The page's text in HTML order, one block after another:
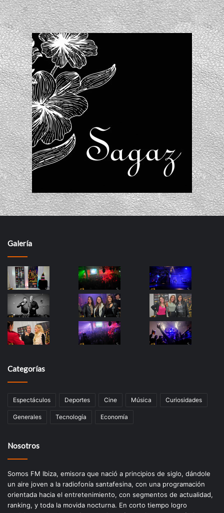
Galería
Categorías
Espectáculos Deportes Cine Música Curiosidades
Generales Tecnología Economía
Nosotros
Somos FM Ibiza, emisora que nació a principios de siglo, dándole
un aire joven a la radiofonía santafesina, con una programación
orientada hacia el entretenimiento, con segmentos de actualidad,
ranking, y toda la movida nocturna. En corto tiempo logro